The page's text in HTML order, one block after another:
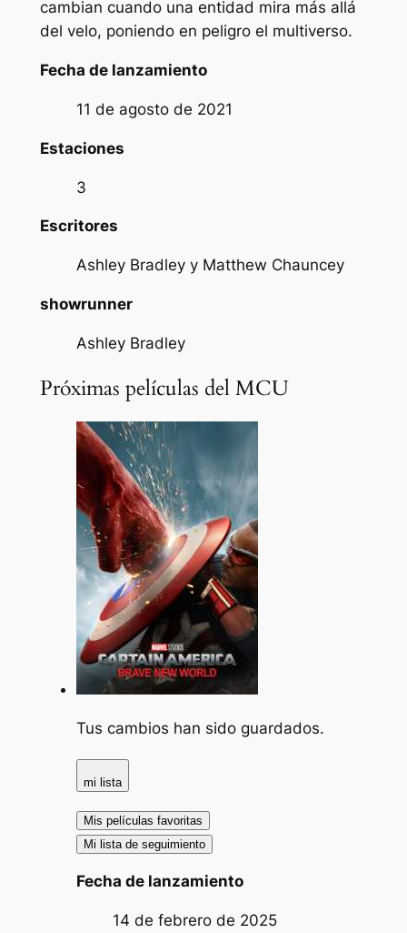
cambian cuando una entidad mira más allá
del velo, poniendo en peligro el multiverso.
Fecha de lanzamiento
11 de agosto de 2021
Estaciones
3
Escritores
Ashley Bradley y Matthew Chauncey
showrunner
Ashley Bradley
Próximas películas del MCU
Tus cambios han sido guardados.
mi lista
Mis películas favoritas
Mi lista de seguimiento
Fecha de lanzamiento
14 de febrero de 2025